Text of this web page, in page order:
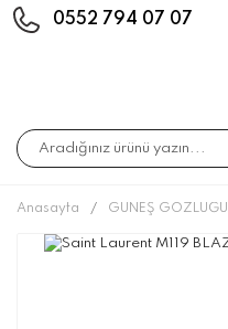
0552 794 07 07
Anasayfa GÜNEŞ GÖZLÜĞÜ